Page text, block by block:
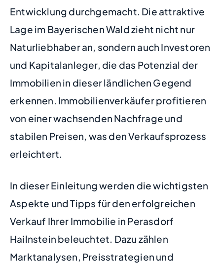
Entwicklung durchgemacht. Die attraktive
Lage im Bayerischen Wald zieht nicht nur
Naturliebhaber an, sondern auch Investoren
und Kapitalanleger, die das Potenzial der
Immobilien in dieser ländlichen Gegend
erkennen. Immobilienverkäufer profitieren
von einer wachsenden Nachfrage und
stabilen Preisen, was den Verkaufsprozess
erleichtert.
In dieser Einleitung werden die wichtigsten
Aspekte und Tipps für den erfolgreichen
Verkauf Ihrer Immobilie in Perasdorf
Hailnstein beleuchtet. Dazu zählen
Marktanalysen, Preisstrategien und